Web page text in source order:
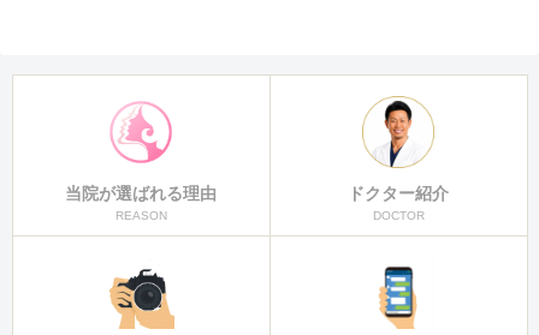
当院が選ばれる理由
REASON
ドクター紹介
DOCTOR